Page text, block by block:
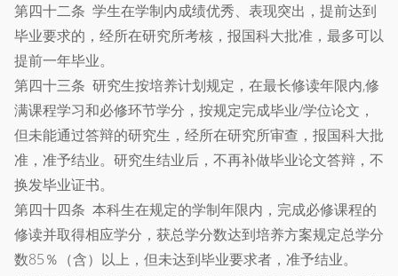
第四十二条 学生在学制内成绩优秀、表现突出，提前达到
毕业要求的，经所在研究所考核，报国科大批准，最多可以
提前一年毕业。
第四十三条 研究生按培养计划规定，在最长修读年限内,修
满课程学习和必修环节学分，按规定完成毕业/学位论文，
但未能通过答辩的研究生，经所在研究所审查，报国科大批
准，准予结业。研究生结业后，不再补做毕业论文答辩，不
换发毕业证书。
第四十四条 本科生在规定的学制年限内，完成必修课程的
修读并取得相应学分，获总学分数达到培养方案规定总学分
数85％（含）以上，但未达到毕业要求者，准予结业。